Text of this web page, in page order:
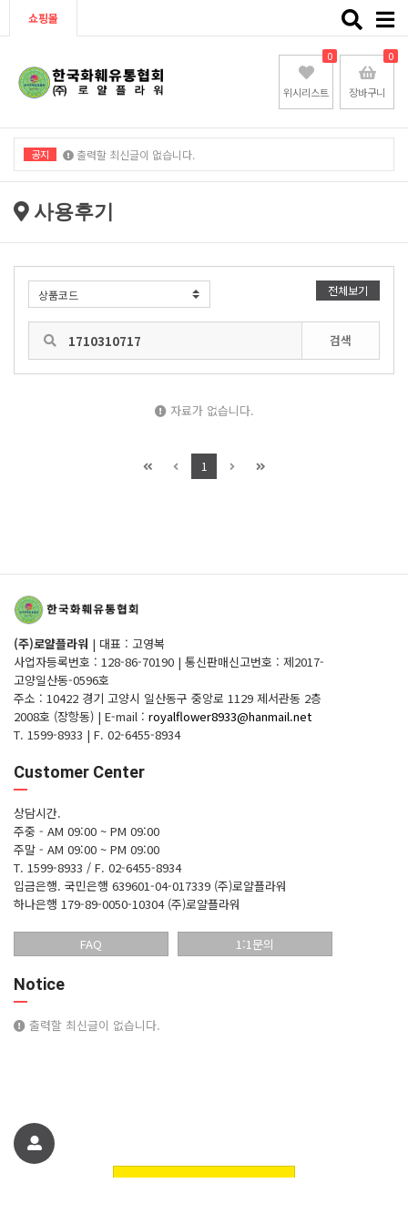
쇼핑몰
Toggle
위시리스트
0
장바구니
0
공지 출력할 최신글이 없습니다.
출력할 최신글이 없습니다.
사용후기
전체보기
검색
자료가 없습니다.
1
(주)로얄플라워 | 대표 : 고영복
사업자등록번호 : 128-86-70190 | 통신판매신고번호 : 제2017-
고양일산동-0596호
주소 : 10422 경기 고양시 일산동구 중앙로 1129 제서관동 2층
2008호 (장항동) | E-mail : royalflower8933@hanmail.net
T. 1599-8933 | F. 02-6455-8934
Customer Center
상담시간.
주중 - AM 09:00 ~ PM 09:00
주말 - AM 09:00 ~ PM 09:00
T. 1599-8933 / F. 02-6455-8934
입금은행. 국민은행 639601-04-017339 (주)로얄플라워
하나은행 179-89-0050-10304 (주)로얄플라워
FAQ 1:1문의
Notice
출력할 최신글이 없습니다.
친구에게 추천하기